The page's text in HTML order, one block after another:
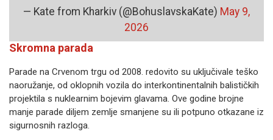
— Kate from Kharkiv (@BohuslavskaKate) May 9,
2026
Skromna parada
Parade na Crvenom trgu od 2008. redovito su uključivale teško
naoružanje, od oklopnih vozila do interkontinentalnih balističkih
projektila s nuklearnim bojevim glavama. Ove godine brojne
manje parade diljem zemlje smanjene su ili potpuno otkazane iz
sigurnosnih razloga.